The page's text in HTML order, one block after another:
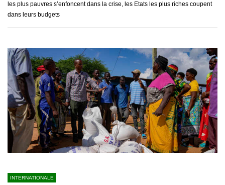
les plus pauvres s’enfoncent dans la crise, les Etats les plus riches coupent
dans leurs budgets
INTERNATIONALE